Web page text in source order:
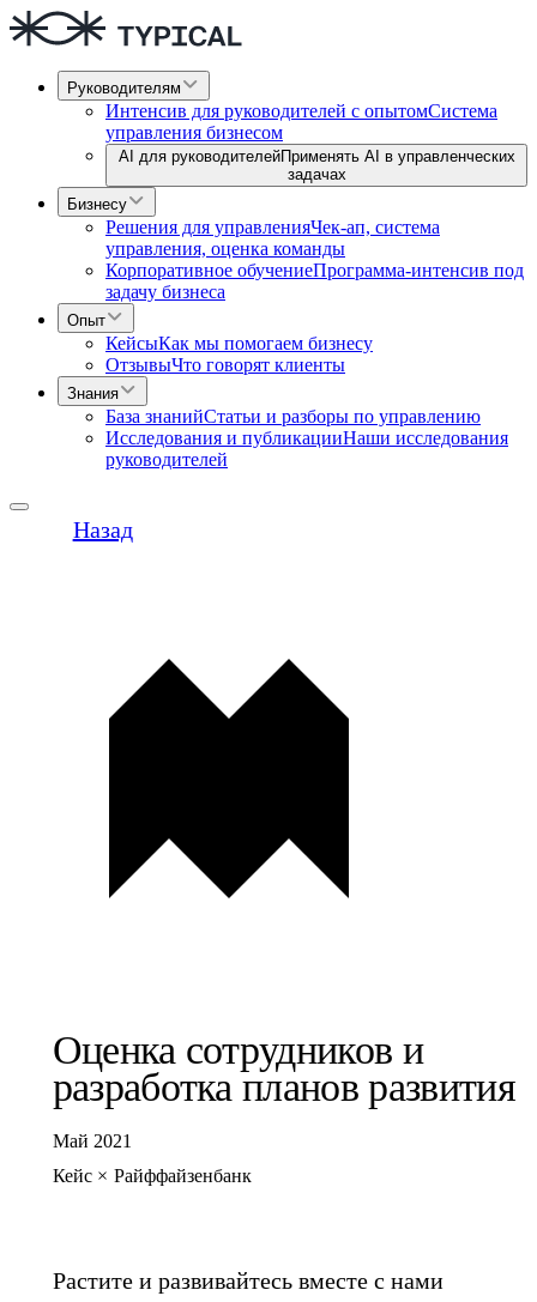
Руководителям
Интенсив для руководителей с опытомСистема
управления бизнесом
AI для руководителейПрименять AI в управленческих
задачах
Бизнесу
Решения для управленияЧек-ап, система
управления, оценка команды
Корпоративное обучениеПрограмма-интенсив под
задачу бизнеса
Опыт
КейсыКак мы помогаем бизнесу
ОтзывыЧто говорят клиенты
Знания
База знанийСтатьи и разборы по управлению
Исследования и публикацииНаши исследования
руководителей
Назад
Оценка сотрудников и
разработка планов развития
Май 2021
Кейс × Райффайзенбанк
Растите и развивайтесь вместе с нами